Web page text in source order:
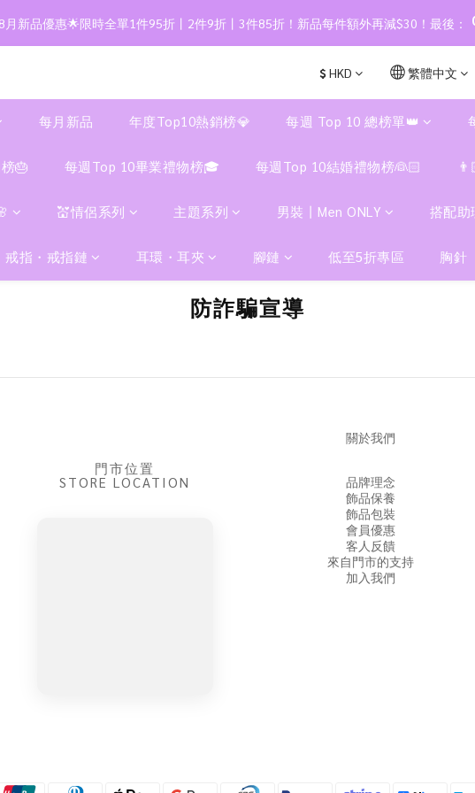
月新品優惠🌟限時全單1件95折丨2件9折丨3件85折！新品每件額外再減$30！最後：
$HKD 繁體中文
每月新品 年度Top10熱銷榜💎 每週 Top 10 總榜單👑
🎂 每週Top 10畢業禮物榜🎓 每週Top 10結婚禮物榜👰🏻
💒情侶系列 主題系列 男裝丨Men ONLY 搭配助
戒指・戒指鏈 耳環・耳夾 腳鏈 低至5折專區 胸針
防詐騙宣導
門市位置
STORE LOCATION
關於我們
品牌理念
飾品保養
飾品包裝
會員優惠
客人反饋
來自門市的支持
加入我們